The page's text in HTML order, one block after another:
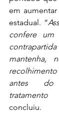
em
estadual. “
confere
mantenha,
antes do
concluiu.